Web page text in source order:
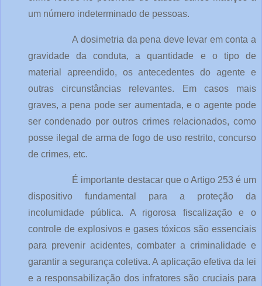
um número indeterminado de pessoas.
A dosimetria da pena deve levar em conta a
gravidade da conduta, a quantidade e o tipo de
material apreendido, os antecedentes do agente e
outras circunstâncias relevantes. Em casos mais
graves, a pena pode ser aumentada, e o agente pode
ser condenado por outros crimes relacionados, como
posse ilegal de arma de fogo de uso restrito, concurso
de crimes, etc.
É importante destacar que o Artigo 253 é um
dispositivo fundamental para a proteção da
incolumidade pública. A rigorosa fiscalização e o
controle de explosivos e gases tóxicos são essenciais
para prevenir acidentes, combater a criminalidade e
garantir a segurança coletiva. A aplicação efetiva da lei
e a responsabilização dos infratores são cruciais para